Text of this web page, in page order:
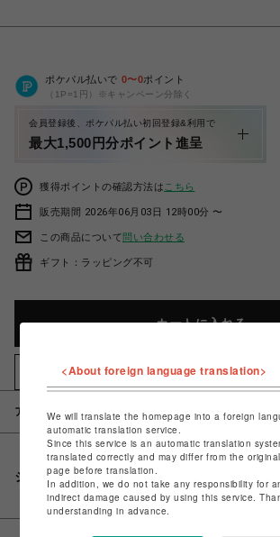
ポケパル払いで 0〜0ポイント
（1P=1円）※キャンペーン分除く
会員登録後、ポケパル払い初回登録&利用で
最大1,500円分ポイント進呈
獲得ポイントの確認方法は こちら
販売期間 2026年06月03日 12時00分 〜
この商品について問い合わせる
ギフト：ラッピング不可
カートに入れる
お気に入りアイテムに追加
アイテム説明 / 素材
シェアする
<About foreign language translation>
We will translate the homepage into a foreign
automatic translation service.
Since this service is an automatic translation
translated correctly and may differ from the
page before translation.
In addition, we do not take any responsibility for
indirect damage caused by using this service.
understanding in advance.